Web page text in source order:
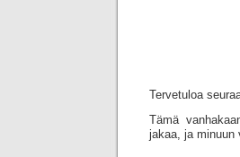
Tervetuloa
Tämä
jakaa, ja minuun